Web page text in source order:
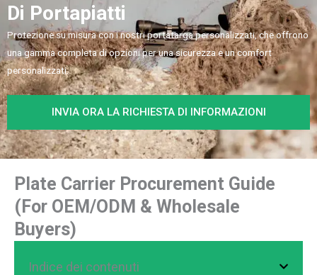
Di Portapiatti
Protezione su misura con i nostri portatarga personalizzati, che offrono
una gamma completa di opzioni per una sicurezza e un comfort
personalizzati.
INVIA ORA LA RICHIESTA DI INFORMAZIONI
Plate Carrier Procurement Guide
(For OEM/ODM & Wholesale
Buyers)
Indice dei contenuti